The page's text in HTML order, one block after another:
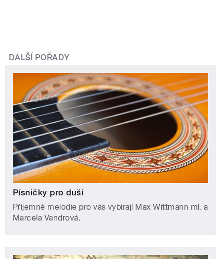
DALŠÍ POŘADY
Písničky pro duši
Příjemné melodie pro vás vybírají Max Wittmann ml. a
Marcela Vandrová.